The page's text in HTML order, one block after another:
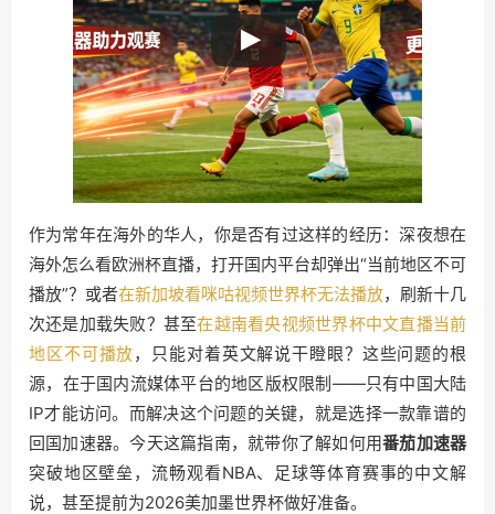
作为常年在海外的华人，你是否有过这样的经历：深夜想在
海外怎么看欧洲杯直播，打开国内平台却弹出“当前地区不可
播放”？或者在新加坡看咪咕视频世界杯无法播放，刷新十几
次还是加载失败？甚至在越南看央视频世界杯中文直播当前
地区不可播放，只能对着英文解说干瞪眼？这些问题的根
源，在于国内流媒体平台的地区版权限制——只有中国大陆
IP才能访问。而解决这个问题的关键，就是选择一款靠谱的
回国加速器。今天这篇指南，就带你了解如何用番茄加速器
突破地区壁垒，流畅观看NBA、足球等体育赛事的中文解
说，甚至提前为2026美加墨世界杯做好准备。